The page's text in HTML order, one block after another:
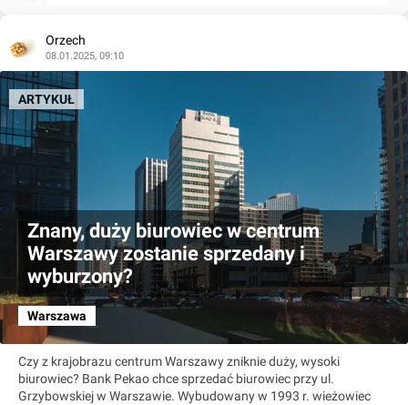
Orzech
08.01.2025, 09:10
Znany, duży biurowiec w centrum
Warszawy zostanie sprzedany i
wyburzony?
Warszawa
ARTYKUŁ
Czy z krajobrazu centrum Warszawy zniknie duży, wysoki
biurowiec? Bank Pekao chce sprzedać biurowiec przy ul.
Grzybowskiej w Warszawie. Wybudowany w 1993 r. wieżowiec